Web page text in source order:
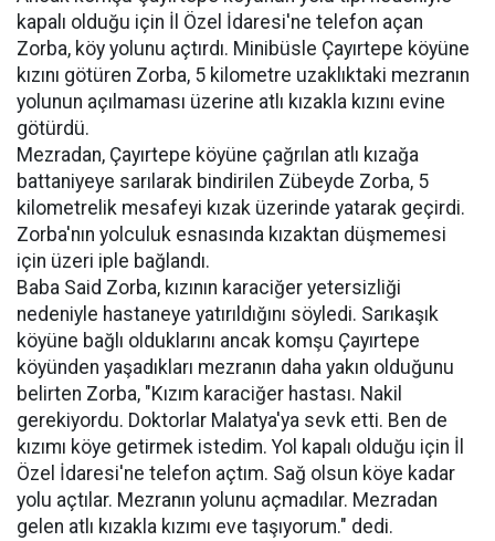
kapalı olduğu için İl Özel İdaresi'ne telefon açan
Zorba, köy yolunu açtırdı. Minibüsle Çayırtepe köyüne
kızını götüren Zorba, 5 kilometre uzaklıktaki mezranın
yolunun açılmaması üzerine atlı kızakla kızını evine
götürdü.
Mezradan, Çayırtepe köyüne çağrılan atlı kızağa
battaniyeye sarılarak bindirilen Zübeyde Zorba, 5
kilometrelik mesafeyi kızak üzerinde yatarak geçirdi.
Zorba'nın yolculuk esnasında kızaktan düşmemesi
için üzeri iple bağlandı.
Baba Said Zorba, kızının karaciğer yetersizliği
nedeniyle hastaneye yatırıldığını söyledi. Sarıkaşık
köyüne bağlı olduklarını ancak komşu Çayırtepe
köyünden yaşadıkları mezranın daha yakın olduğunu
belirten Zorba, "Kızım karaciğer hastası. Nakil
gerekiyordu. Doktorlar Malatya'ya sevk etti. Ben de
kızımı köye getirmek istedim. Yol kapalı olduğu için İl
Özel İdaresi'ne telefon açtım. Sağ olsun köye kadar
yolu açtılar. Mezranın yolunu açmadılar. Mezradan
gelen atlı kızakla kızımı eve taşıyorum." dedi.